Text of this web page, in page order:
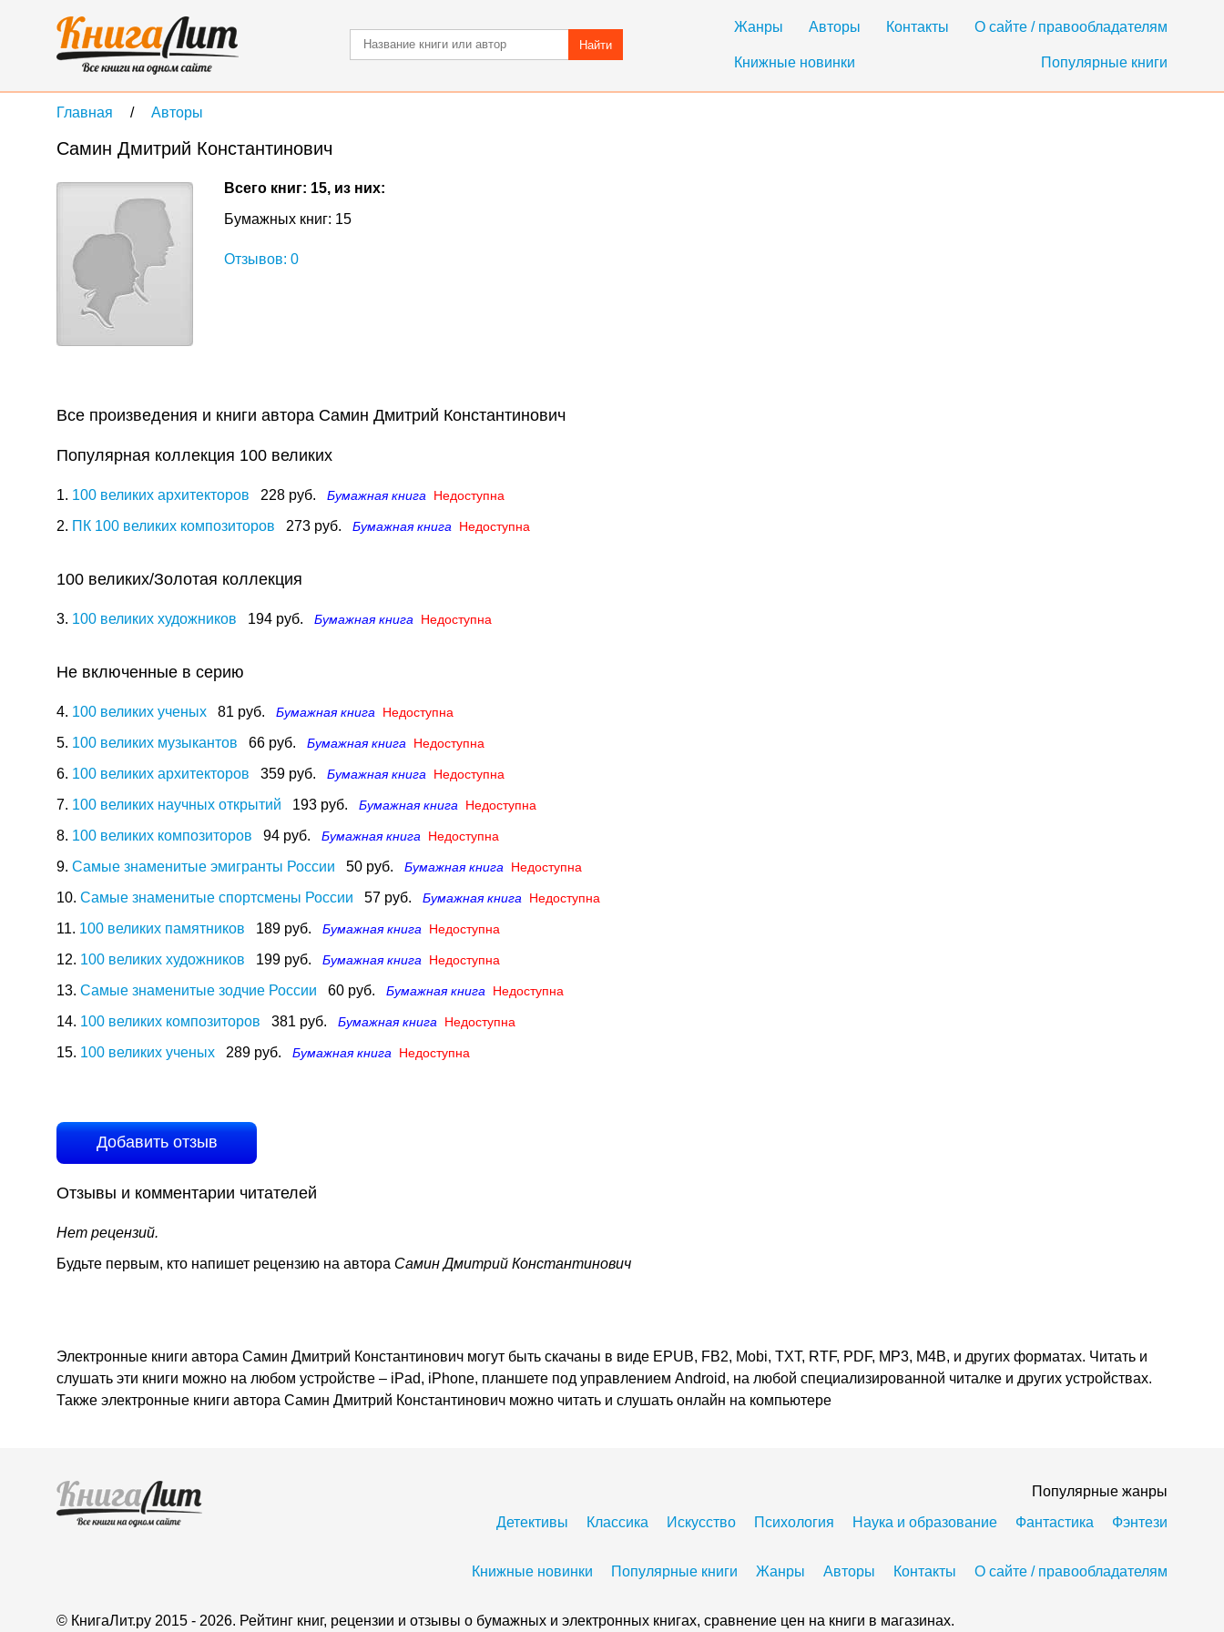
Жанры Авторы Контакты О сайте / правообладателям
Книжные новинки Популярные книги
Найти
Главная Авторы
Самин Дмитрий Константинович
Всего книг: 15, из них:
Бумажных книг: 15
Отзывов: 0
Все произведения и книги автора Самин Дмитрий Константинович
Популярная коллекция 100 великих
1. 100 великих архитекторов 228 руб. Бумажная книга Недоступна
2. ПК 100 великих композиторов 273 руб. Бумажная книга Недоступна
100 великих/Золотая коллекция
3. 100 великих художников 194 руб. Бумажная книга Недоступна
Не включенные в серию
4. 100 великих ученых 81 руб. Бумажная книга Недоступна
5. 100 великих музыкантов 66 руб. Бумажная книга Недоступна
6. 100 великих архитекторов 359 руб. Бумажная книга Недоступна
7. 100 великих научных открытий 193 руб. Бумажная книга Недоступна
8. 100 великих композиторов 94 руб. Бумажная книга Недоступна
9. Самые знаменитые эмигранты России 50 руб. Бумажная книга Недоступна
10. Самые знаменитые спортсмены России 57 руб. Бумажная книга Недоступна
11. 100 великих памятников 189 руб. Бумажная книга Недоступна
12. 100 великих художников 199 руб. Бумажная книга Недоступна
13. Самые знаменитые зодчие России 60 руб. Бумажная книга Недоступна
14. 100 великих композиторов 381 руб. Бумажная книга Недоступна
15. 100 великих ученых 289 руб. Бумажная книга Недоступна
Добавить отзыв
Отзывы и комментарии читателей
Нет рецензий.
Будьте первым, кто напишет рецензию на автора Самин Дмитрий Константинович
Электронные книги автора Самин Дмитрий Константинович могут быть скачаны в виде EPUB, FB2, Mobi, TXT, RTF, PDF, MP3, M4B, и других форматах. Читать и
слушать эти книги можно на любом устройстве – iPad, iPhone, планшете под управлением Android, на любой специализированной читалке и других устройствах.
Также электронные книги автора Самин Дмитрий Константинович можно читать и слушать онлайн на компьютере
Популярные жанры
Детективы
Классика Искусство Психология Наука и образование Фантастика Фэнтези
Книжные новинки Популярные книги Жанры Авторы Контакты О сайте / правообладателям
© КнигаЛит.ру 2015 - 2026. Рейтинг книг, рецензии и отзывы о бумажных и электронных книгах, сравнение цен на книги в магазинах.